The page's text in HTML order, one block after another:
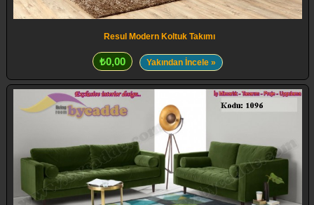
Resul Modern Koltuk Takımı
₺0,00 Yakından İncele »